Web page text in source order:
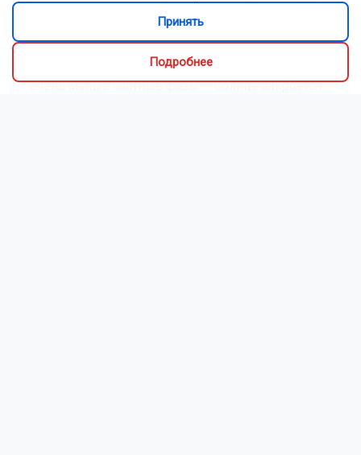
событие, но на этот раз затмение –
кольцеобразное, и его фаза пройдет значительно
севернее. В Новосибирске мы увидим лишь
очень малые частные фазы – Солнце закроется
Принять
Подробнее